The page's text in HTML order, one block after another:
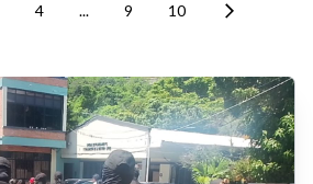
4 ... 9 10